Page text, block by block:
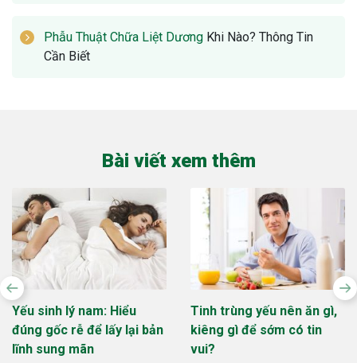
Phẫu Thuật Chữa Liệt Dương Khi Nào? Thông Tin
Cần Biết
Bài viết xem thêm
Yếu sinh lý nam: Hiểu
đúng gốc rễ để lấy lại bản
lĩnh sung mãn
Tinh trùng yếu nên ăn gì,
kiêng gì để sớm có tin
vui?